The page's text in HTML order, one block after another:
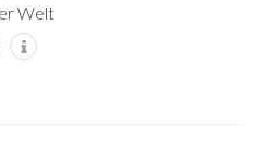
Welt